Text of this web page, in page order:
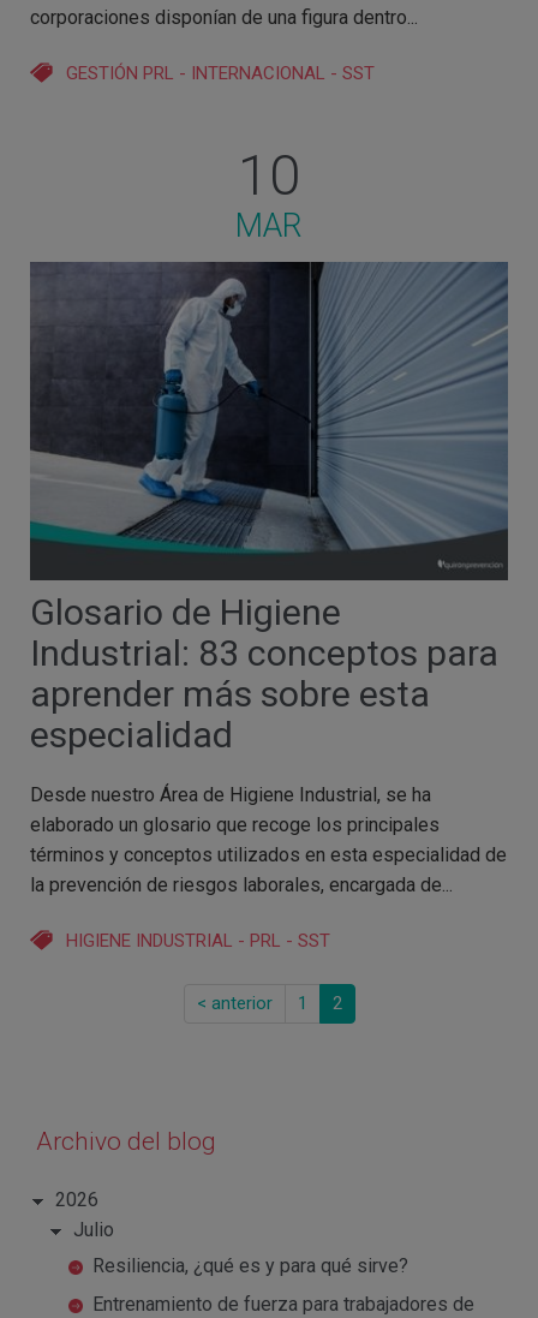
corporaciones disponían de una figura dentro...
GESTIÓN PRL - INTERNACIONAL - SST
10
MAR
Glosario de Higiene
Industrial: 83 conceptos para
aprender más sobre esta
especialidad
Desde nuestro Área de Higiene Industrial, se ha
elaborado un glosario que recoge los principales
términos y conceptos utilizados en esta especialidad de
la prevención de riesgos laborales, encargada de...
HIGIENE INDUSTRIAL - PRL - SST
< anterior 1 2
Archivo del blog
2026
Julio
Resiliencia, ¿qué es y para qué sirve?
Entrenamiento de fuerza para trabajadores de